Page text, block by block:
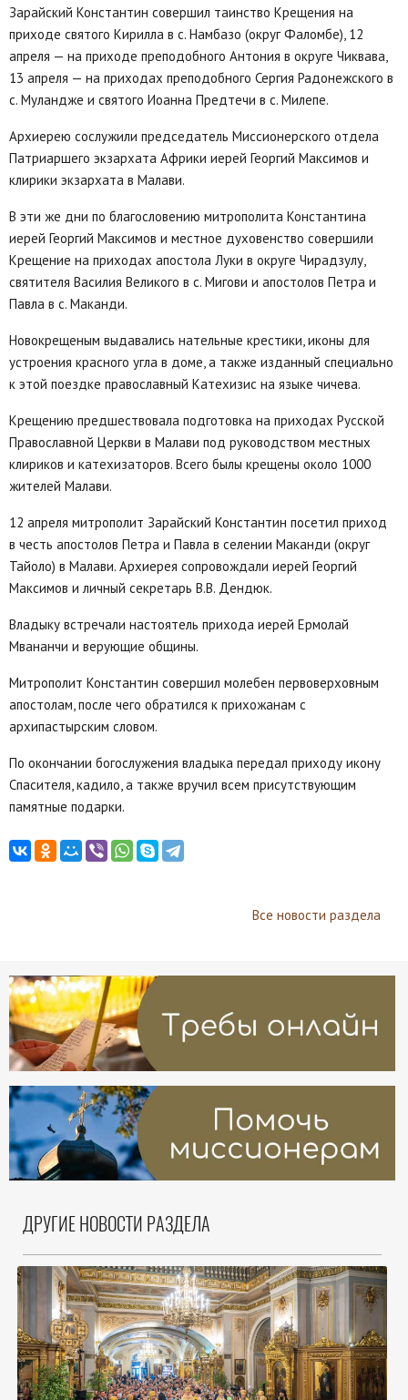
Зарайский Константин совершил таинство Крещения на
приходе святого Кирилла в с. Намбазо (округ Фаломбе), 12
апреля — на приходе преподобного Антония в округе Чиквава,
13 апреля — на приходах преподобного Сергия Радонежского в
с. Муландже и святого Иоанна Предтечи в с. Милепе.
Архиерею сослужили председатель Миссионерского отдела
Патриаршего экзархата Африки иерей Георгий Максимов и
клирики экзархата в Малави.
В эти же дни по благословению митрополита Константина
иерей Георгий Максимов и местное духовенство совершили
Крещение на приходах апостола Луки в округе Чирадзулу,
святителя Василия Великого в с. Мигови и апостолов Петра и
Павла в с. Маканди.
Новокрещеным выдавались нательные крестики, иконы для
устроения красного угла в доме, а также изданный специально
к этой поездке православный Катехизис на языке чичева.
Крещению предшествовала подготовка на приходах Русской
Православной Церкви в Малави под руководством местных
клириков и катехизаторов. Всего былы крещены около 1000
жителей Малави.
12 апреля митрополит Зарайский Константин посетил приход
в честь апостолов Петра и Павла в селении Маканди (округ
Тайоло) в Малави. Архиерея сопровождали иерей Георгий
Максимов и личный секретарь В.В. Дендюк.
Владыку встречали настоятель прихода иерей Ермолай
Мвананчи и верующие общины.
Митрополит Константин совершил молебен первоверховным
апостолам, после чего обратился к прихожанам с
архипастырским словом.
По окончании богослужения владыка передал приходу икону
Спасителя, кадило, а также вручил всем присутствующим
памятные подарки.
Все новости раздела
ДРУГИЕ НОВОСТИ РАЗДЕЛА